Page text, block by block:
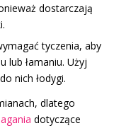
dostarczają
tyczenia, aby
lub łamaniu. Użyj
nich łodygi.
dlatego
dotyczące